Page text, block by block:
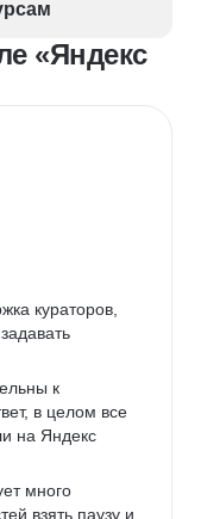
«Яндекс
кураторов,
к
в целом все
на Яндекс
много
взять паузу и